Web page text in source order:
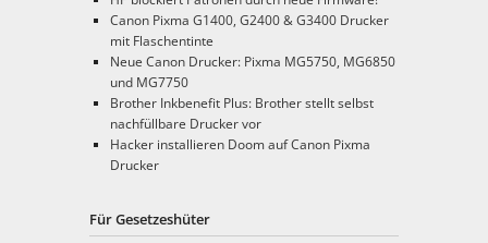
Canon Pixma G1400, G2400 & G3400 Drucker
mit Flaschentinte
Neue Canon Drucker: Pixma MG5750, MG6850
und MG7750
Brother Inkbenefit Plus: Brother stellt selbst
nachfüllbare Drucker vor
Hacker installieren Doom auf Canon Pixma
Drucker
Für Gesetzeshüter